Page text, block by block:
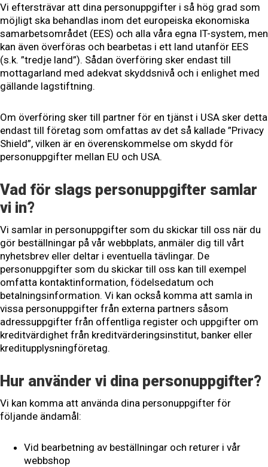
Vi eftersträvar att dina personuppgifter i så hög grad som
möjligt ska behandlas inom det europeiska ekonomiska
samarbetsområdet (EES) och alla våra egna IT-system, men
kan även överföras och bearbetas i ett land utanför EES
(s.k. ”tredje land”). Sådan överföring sker endast till
mottagarland med adekvat skyddsnivå och i enlighet med
gällande lagstiftning.
Om överföring sker till partner för en tjänst i USA sker detta
endast till företag som omfattas av det så kallade ”Privacy
Shield”, vilken är en överenskommelse om skydd för
personuppgifter mellan EU och USA.
Vad för slags personuppgifter samlar
vi in?
Vi samlar in personuppgifter som du skickar till oss när du
gör beställningar på vår webbplats, anmäler dig till vårt
nyhetsbrev eller deltar i eventuella tävlingar. De
personuppgifter som du skickar till oss kan till exempel
omfatta kontaktinformation, födelsedatum och
betalningsinformation. Vi kan också komma att samla in
vissa personuppgifter från externa partners såsom
adressuppgifter från offentliga register och uppgifter om
kreditvärdighet från kreditvärderingsinstitut, banker eller
kreditupplysningföretag.
Hur använder vi dina personuppgifter?
Vi kan komma att använda dina personuppgifter för
följande ändamål:
Vid bearbetning av beställningar och returer i vår
webbshop